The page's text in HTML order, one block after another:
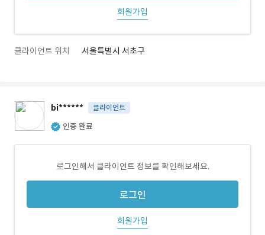
회원가입
클라이언트 위치 서울특별시 서초구
bi****** 클라이언트
인증 완료
로그인해서 클라이언트 정보를 확인해보세요.
로그인
회원가입